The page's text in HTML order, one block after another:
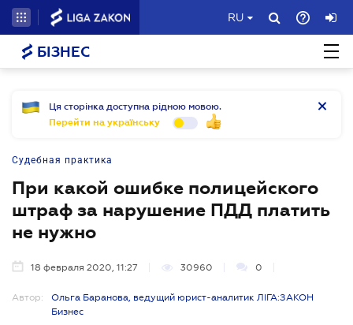
RU
БІЗНЕС
Ця сторінка доступна рідною мовою.
Перейти на українську
Судебная практика
При какой ошибке полицейского
штраф за нарушение ПДД платить
не нужно
18 февраля 2020, 11:27 30960 0
Автор:
Ольга Баранова, ведущий юрист-аналитик ЛІГА:ЗАКОН
Бизнес